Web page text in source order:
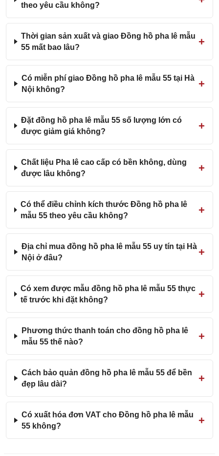
theo yêu cầu không?
Thời gian sản xuất và giao Đồng hồ pha lê mẫu
55 mất bao lâu?
Có miễn phí giao Đồng hồ pha lê mẫu 55 tại Hà
Nội không?
Đặt đồng hồ pha lê mẫu 55 số lượng lớn có
được giảm giá không?
Chất liệu Pha lê cao cấp có bền không, dùng
được lâu không?
Có thể điều chỉnh kích thước Đồng hồ pha lê
mẫu 55 theo yêu cầu không?
Địa chỉ mua đồng hồ pha lê mẫu 55 uy tín tại Hà
Nội ở đâu?
Có xem được mẫu đồng hồ pha lê mẫu 55 thực
tế trước khi đặt không?
Phương thức thanh toán cho đồng hồ pha lê
mẫu 55 thế nào?
Cách bảo quản đồng hồ pha lê mẫu 55 để bền
đẹp lâu dài?
Có xuất hóa đơn VAT cho Đồng hồ pha lê mẫu
55 không?